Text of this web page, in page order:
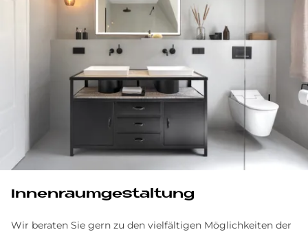
In­nen­raum­ge­stal­tung
Wir beraten Sie gern zu den vielfältigen Möglichkeiten der